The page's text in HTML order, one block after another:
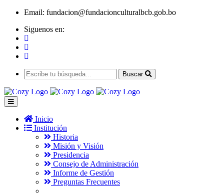
Email: fundacion@fundacionculturalbcb.gob.bo
Siguenos en:
Buscar
Inicio
Institución
Historia
Misión y Visión
Presidencia
Consejo de Administración
Informe de Gestión
Preguntas Frecuentes